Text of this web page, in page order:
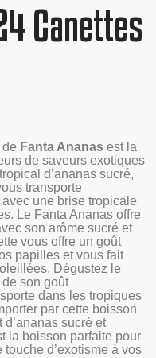
Canettes
de Fanta Ananas est la
de saveurs exotiques
d’ananas sucré,
transporte
une brise tropicale
Le Fanta Ananas offre
son arôme sucré et
vous offre un goût
papilles et vous fait
Dégustez le
son goût
dans les tropiques
par cette boisson
sucré et
la boisson parfaite pour
d’exotisme à vos